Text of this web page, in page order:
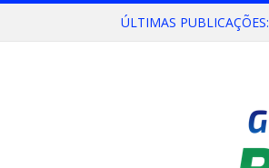
ÚLTIMAS PUBLICAÇÕES: